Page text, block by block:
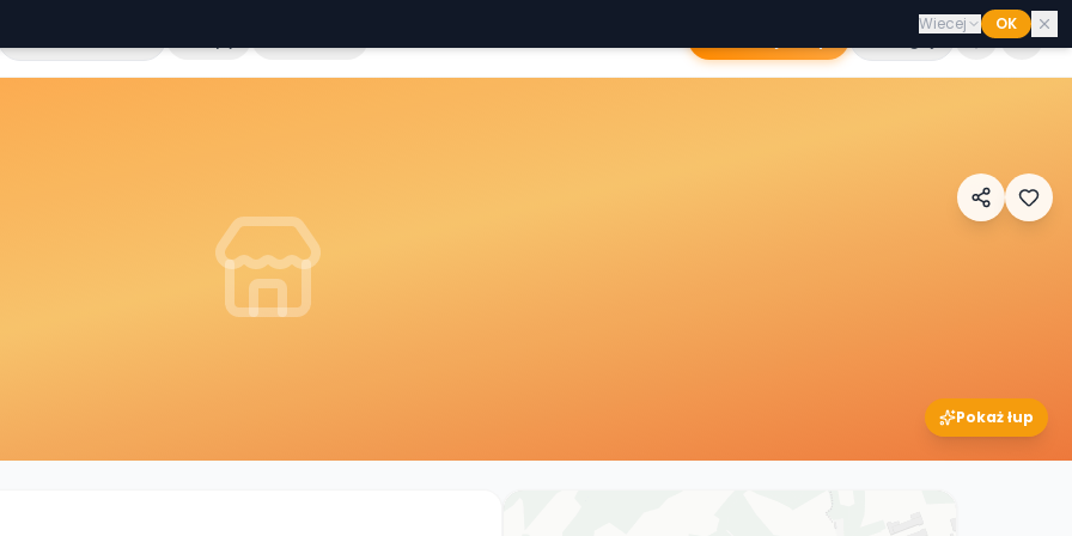
Zaloguj
Pokaż łup
Wiecej OK